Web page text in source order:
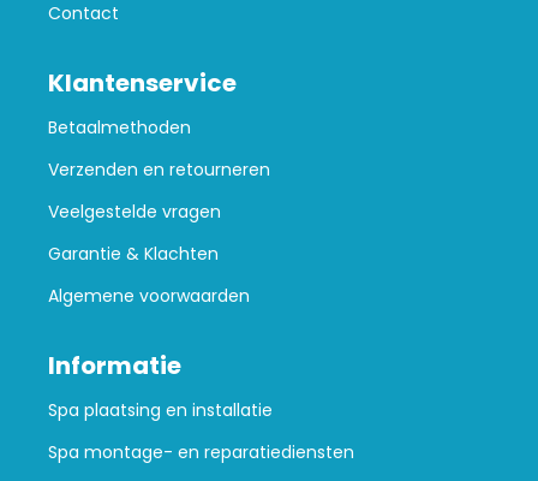
Contact
Klantenservice
Betaalmethoden
Verzenden en retourneren
Veelgestelde vragen
Garantie & Klachten
Algemene voorwaarden
Informatie
Spa plaatsing en installatie
Spa montage- en reparatiediensten